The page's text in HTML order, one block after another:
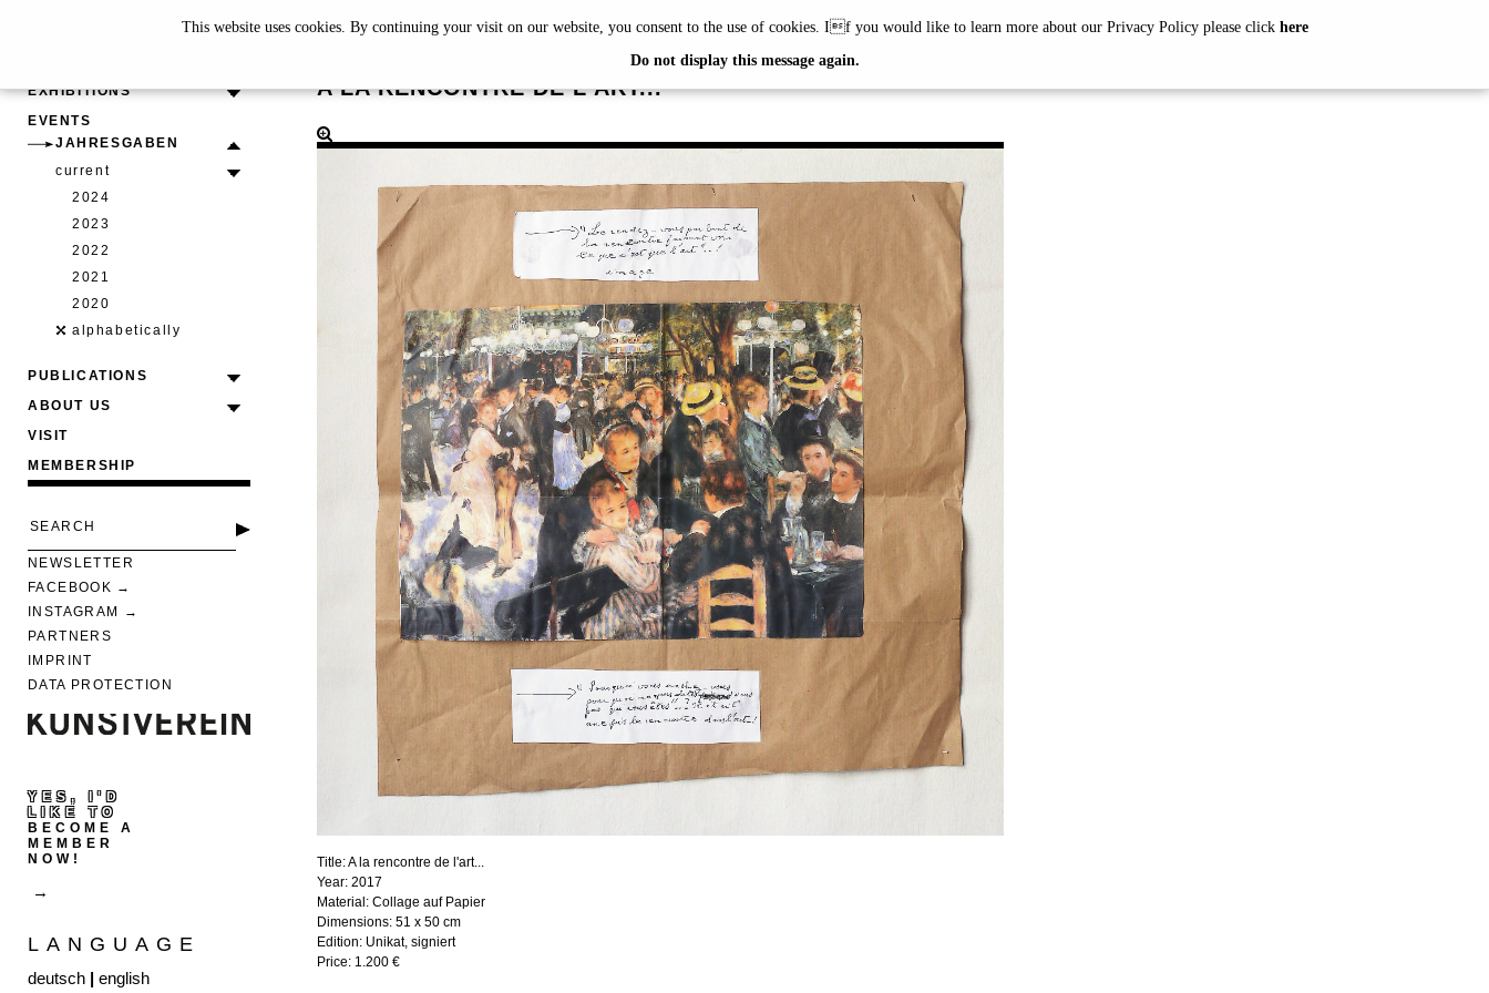
This website uses cookies. By continuing your visit on our website, you consent to the use of cookies. If you would like to learn more about our Privacy Policy please click here
Do not display this message again.
EXHIBITIONS
EVENTS
JAHRESGABEN
current
2024
2023
2022
2021
2020
alphabetically
PUBLICATIONS
ABOUT US
VISIT
MEMBERSHIP
NEWSLETTER
FACEBOOK
INSTAGRAM
PARTNERS
IMPRINT
DATA PROTECTION
YES, I'D
LIKE TO
BECOME A
MEMBER
NOW!
LANGUAGE
deutsch | english
GEORGES ADÉAGBO
A LA RENCONTRE DE L'ART...
Title:A la rencontre de l'art...
Year: 2017
Material: Collage auf Papier
Dimensions: 51 x 50 cm
Edition: Unikat, signiert
Price: 1.200 €